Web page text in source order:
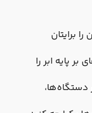
برایتان
پایه ابر را
دستگاه‌ها،